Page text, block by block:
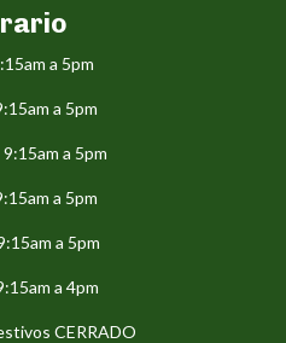
a 5pm
a 5pm
a 5pm
a 5pm
a 5pm
a 4pm
CERRADO